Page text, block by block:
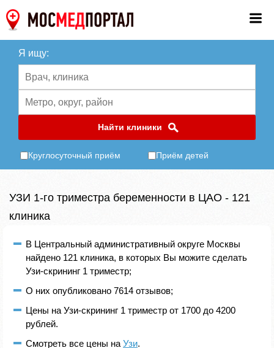
Я ищу:
Найти клиники
Круглосуточный приём Приём детей
УЗИ 1-го триместра беременности в ЦАО - 121
клиника
В Центральный административный округе Москвы
найдено 121 клиника, в которых Вы можите сделать
Узи-скрининг 1 триместр;
О них опубликовано 7614 отзывов;
Цены на Узи-скрининг 1 триместр от 1700 до 4200
рублей.
Смотреть все цены на Узи.